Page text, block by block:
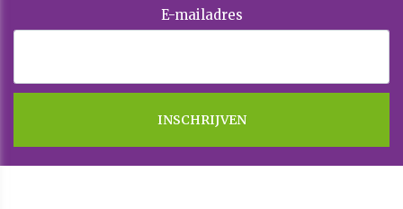
E-mailadres